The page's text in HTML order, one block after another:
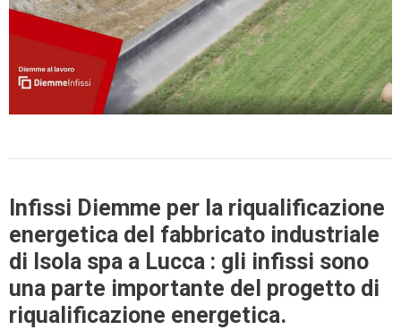
Infissi Diemme per la riqualificazione
energetica del fabbricato industriale
di Isola spa a Lucca : gli infissi sono
una parte importante del progetto di
riqualificazione energetica.